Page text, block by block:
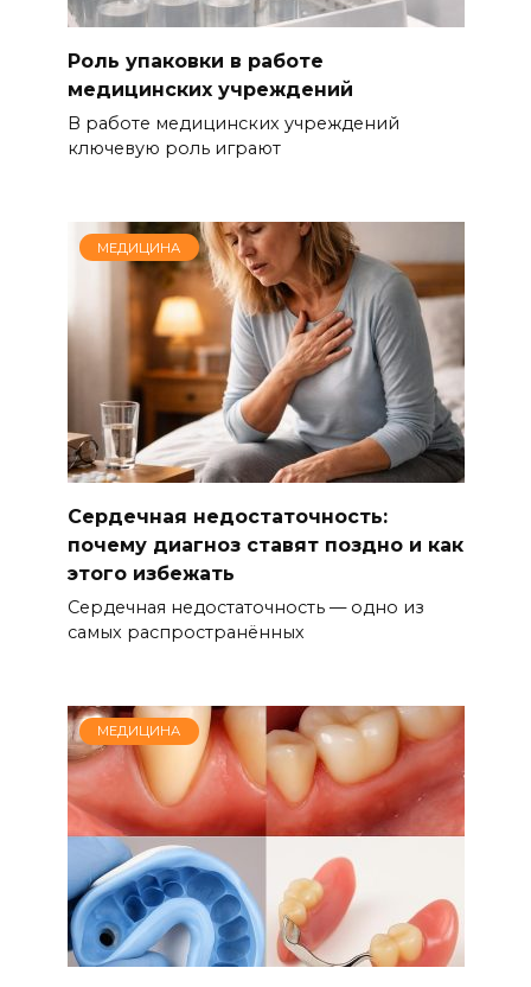
Роль упаковки в работе
медицинских учреждений
В работе медицинских учреждений
ключевую роль играют
МЕДИЦИНА
Сердечная недостаточность:
почему диагноз ставят поздно и как
этого избежать
Сердечная недостаточность — одно из
самых распространённых
МЕДИЦИНА